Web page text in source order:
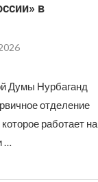
в
Думы Нурбаганд
отделение
работает на
…